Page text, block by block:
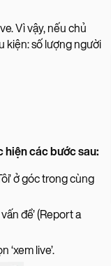
Vì vậy, nếu chủ
kiện: số lượng người
hiện các bước sau:
ở góc trong cùng
đề’ (Report a
live’.